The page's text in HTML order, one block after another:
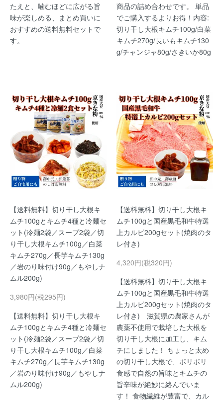
たえと、噛むほどに広がる旨
味が楽しめる、まとめ買いに
おすすめの送料無料セットで
す。
商品の詰め合わせです。 単品
でご購入するよりお得！内容:
切り干し大根キムチ100g/白菜
キムチ270g/長いもキムチ130
g/チャンジャ80g/さきいか80g
【送料無料】切り干し大根キ
ムチ100gとキムチ4種と冷麺セ
ット(冷麺2袋／スープ2袋／切
り干し大根キムチ100g／白菜
キムチ270g／長芋キムチ130g
／岩のり味付け90g／もやしナ
ムル200g)
3,980円(税295円)
【送料無料】切り干し大根キ
ムチ100gとキムチ4種と冷麺セ
ット(冷麺2袋／スープ2袋／切
り干し大根キムチ100g／白菜
キムチ270g／長芋キムチ130g
／岩のり味付け90g／もやしナ
ムル200g)
【送料無料】切り干し大根キ
ムチ100gと国産黒毛和牛特選
上カルビ200gセット(焼肉のタ
レ付き)
4,320円(税320円)
【送料無料】切り干し大根キ
ムチ100gと国産黒毛和牛特選
上カルビ200gセット(焼肉のタ
レ付き) 滋賀県の農家さんが
農薬不使用で栽培した大根を
切り干し大根に加工し、キム
チにしました！ ちょっと太め
の切り干し大根で、ポリポリ
食感で自然の旨味とキムチの
旨辛味が絶妙に絡んでいま
す！ 食物繊維が豊富で、カル